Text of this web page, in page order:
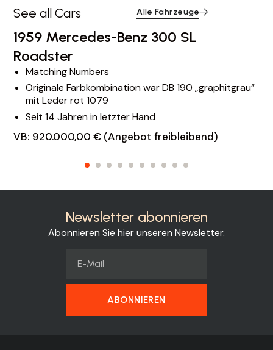
See all Cars Alle Fahrzeuge
1959 Mercedes-Benz 300 SL
Roadster
Matching Numbers
Originale Farbkombination war DB 190 „graphitgrau“
mit Leder rot 1079
Seit 14 Jahren in letzter Hand
VB: 920.000,00 € (Angebot freibleibend)
Newsletter abonnieren
Abonnieren Sie hier unseren Newsletter.
ABONNIEREN